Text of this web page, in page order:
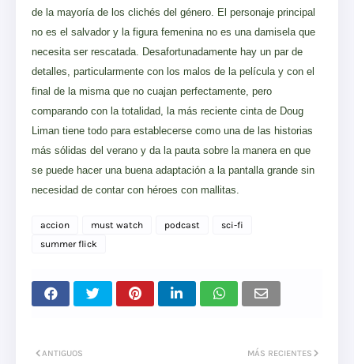
de la mayoría de los clichés del género. El personaje principal
no es el salvador y la figura femenina no es una damisela que
necesita ser rescatada. Desafortunadamente hay un par de
detalles, particularmente con los malos de la película y con el
final de la misma que no cuajan perfectamente, pero
comparando con la totalidad, la más reciente cinta de Doug
Liman tiene todo para establecerse como una de las historias
más sólidas del verano y da la pauta sobre la manera en que
se puede hacer una buena adaptación a la pantalla grande sin
necesidad de contar con héroes con mallitas.
accion must watch podcast
sci-fi
summer flick
MÁS RECIENTES
ANTIGUOS